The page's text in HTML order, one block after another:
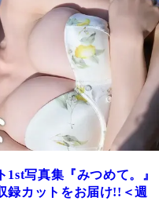
1st写真集『みつめて。』
録カットをお届け!!＜週